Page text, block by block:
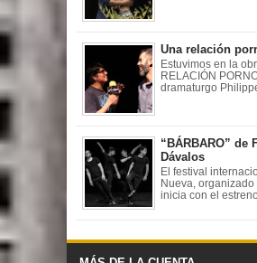
Una relación
Estuvimos en la
RELACIÓN
dramaturgo
“BÁRBARO” de
Dávalos
El festival
Nueva, organizado
inicia con el estreno